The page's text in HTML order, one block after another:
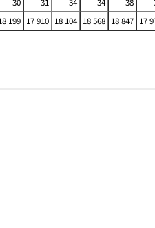
199 17 910 18 104 18 568 18 847 17